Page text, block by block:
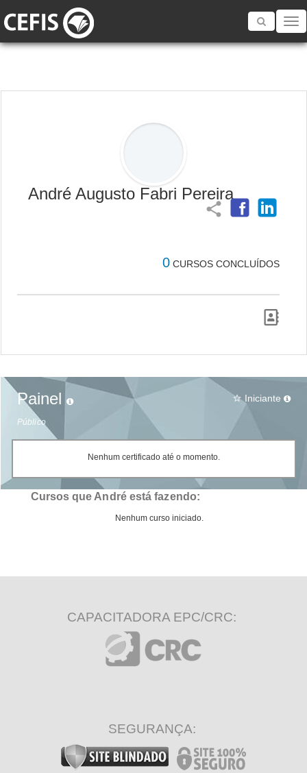
Toggle
André Augusto Fabri Pereira
share
0 CURSOS CONCLUÍDOS
Painel
Público
star_border Iniciante
Nenhum certificado até o momento.
Cursos que André está fazendo:
Nenhum curso iniciado.
CAPACITADORA EPC/CRC:
SEGURANÇA: